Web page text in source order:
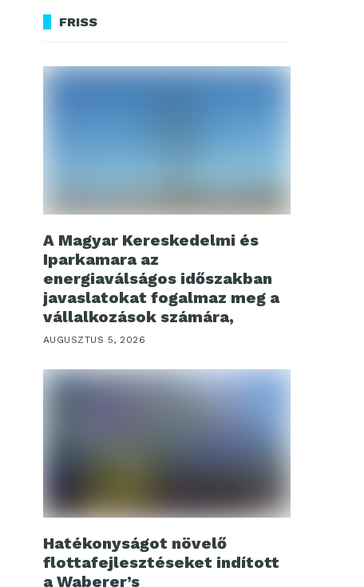
FRISS
A Magyar Kereskedelmi és
Iparkamara az
energiaválságos időszakban
javaslatokat fogalmaz meg a
vállalkozások számára,
AUGUSZTUS 5, 2026
Hatékonyságot növelő
flottafejlesztéseket indított
a Waberer’s